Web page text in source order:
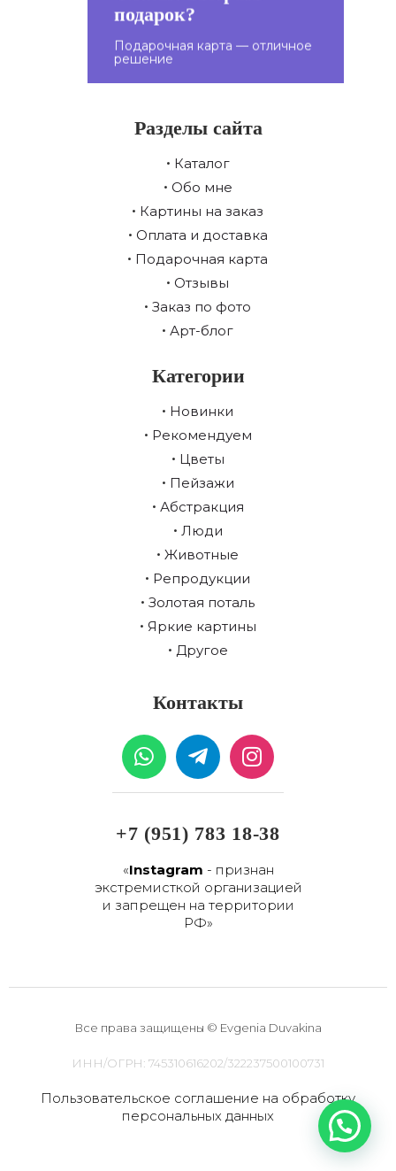
подарок?
Подарочная карта — отличное
решение
Подарите подарочную
Разделы сайта
Каталог
Обо мне
Картины на заказ
Оплата и доставка
Подарочная карта
Отзывы
Заказ по фото
Арт-блог
Категории
Новинки
Рекомендуем
Цветы
Пейзажи
Абстракция
Люди
Животные
Репродукции
Золотая поталь
Яркие картины
Другое
Контакты
W
h
a
s
a
p
p
T
e
l
g
a
m
-
a
e
I
n
s
a
r
a
m
+7 (951) 783 18-38
«Instagram - признан
экстремисткой организацией
и запрещен на территории
РФ»
Все права защищены © Evgenia Duvakina
ИНН/ОГРН: 745310616202/322237500100731
Пользовательское соглашение на обработку
персональных данных